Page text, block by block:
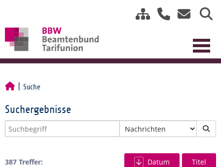
Suche
Suchergebnisse
387 Treffer: Datum Titel